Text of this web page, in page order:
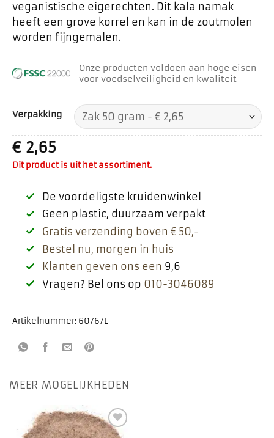
veganistische eigerechten. Dit kala namak
heeft een grove korrel en kan in de zoutmolen
worden fijngemalen.
Onze producten voldoen aan hoge eisen
voor voedselveiligheid en kwaliteit
Verpakking
€2,65
Dit product is uit het assortiment.
De voordeligste kruidenwinkel
Geen plastic, duurzaam verpakt
Gratis verzending boven € 50,-
Bestel nu, morgen in huis
Klanten geven ons een 9,6
Vragen? Bel ons op 010-3046089
Artikelnummer: 60767L
MEER MOGELIJKHEDEN
Toevoegen